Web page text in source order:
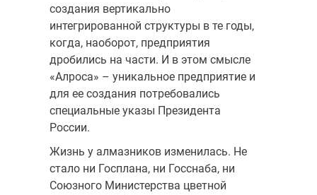
создания вертикально
интегрированной структуры в те годы,
когда, наоборот, предприятия
дробились на части. И в этом смысле
«Алроса» – уникальное предприятие и
для ее создания потребовались
специальные указы Президента
России.
Жизнь у алмазников изменилась. Не
стало ни Госплана, ни Госснаба, ни
Союзного Министерства цветной